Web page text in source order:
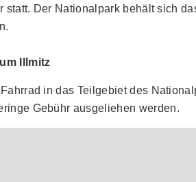
statt. Der Nationalpark behält sich
Illmitz
in das Teilgebiet des
Gebühr ausgeliehen werden.